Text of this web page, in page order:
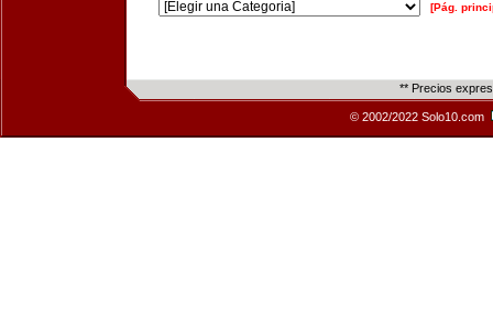
[Pág.
** Precios
© 2002/2022 Solo10.com